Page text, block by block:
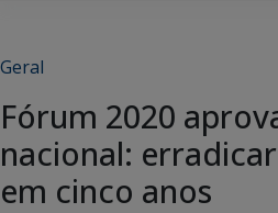
Geral
Fórum 2020
nacional:
em cinco anos